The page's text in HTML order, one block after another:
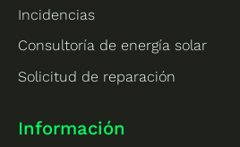
Incidencias
Consultoría de energía solar
Solicitud de reparación
Información